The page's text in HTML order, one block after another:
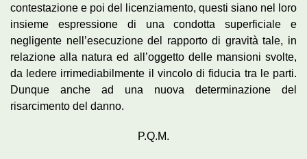
contestazione e poi del licenziamento, questi siano nel loro
insieme espressione di una condotta superficiale e
negligente nell’esecuzione del rapporto di gravità tale, in
relazione alla natura ed all’oggetto delle mansioni svolte,
da ledere irrimediabilmente il vincolo di fiducia tra le parti.
Dunque anche ad una nuova determinazione del
risarcimento del danno.
P.Q.M.